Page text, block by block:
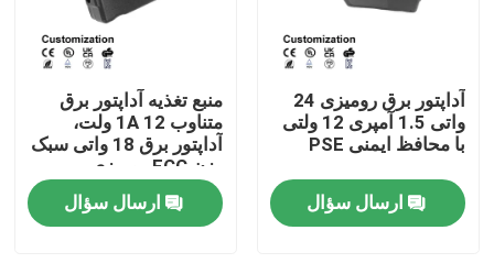
صفحه اصلی
محصولات
آداپتور برق رومیزی 24
واتی 1.5 آمپری 12 ولتی
با محافظ ایمنی PSE
ارسال سؤال
منبع تغذیه آداپتور برق
متناوب 1A 12 ولت،
آداپتور برق 18 واتی سبک
وزن FCC رومیزی
ارسال سؤال